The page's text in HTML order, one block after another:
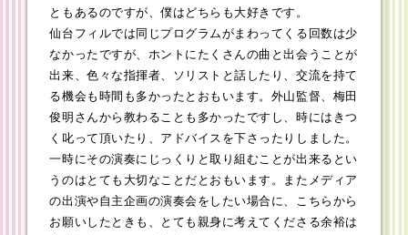
ともあるのですが、僕はどちらも大好きです。
仙台フィルでは同じプログラムがまわってくる回数は少
なかったですが、ホントにたくさんの曲と出会うことが
出来、色々な指揮者、ソリストと話したり、交流を持て
る機会も時間も多かったとおもいます。外山監督、梅田
俊明さんから教わることも多かったですし、時にはきつ
く叱って頂いたり、アドバイスを下さったりしました。
一時にその演奏にじっくりと取り組むことが出来るとい
うのはとても大切なことだとおもいます。またメディア
の出演や自主企画の演奏会をしたい場合に、こちらから
お願いしたときも、とても親身に考えてくださる余裕は